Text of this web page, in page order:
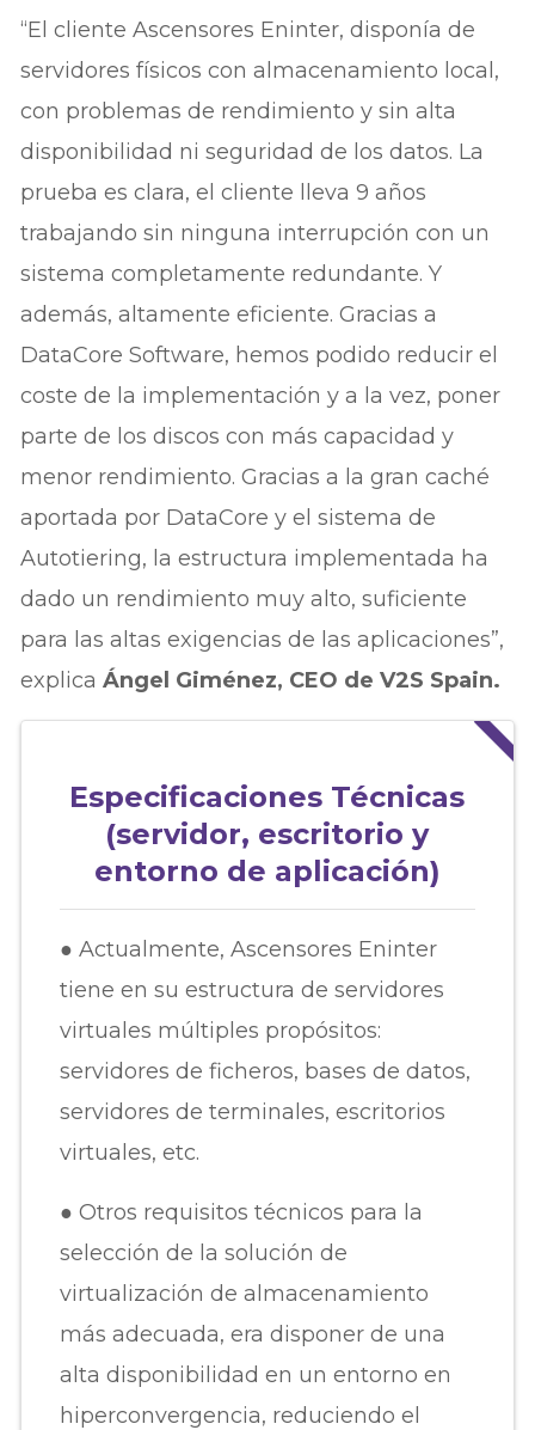
“El cliente Ascensores Eninter, disponía de
servidores físicos con almacenamiento local,
con problemas de rendimiento y sin alta
disponibilidad ni seguridad de los datos. La
prueba es clara, el cliente lleva 9 años
trabajando sin ninguna interrupción con un
sistema completamente redundante. Y
además, altamente eficiente. Gracias a
DataCore Software, hemos podido reducir el
coste de la implementación y a la vez, poner
parte de los discos con más capacidad y
menor rendimiento. Gracias a la gran caché
aportada por DataCore y el sistema de
Autotiering, la estructura implementada ha
dado un rendimiento muy alto, suficiente
para las altas exigencias de las aplicaciones”,
explicaÁngel Giménez, CEO de V2S Spain.
Especificaciones Técnicas
(servidor, escritorio y
entorno de aplicación)
● Actualmente, Ascensores Eninter
tiene en su estructura de servidores
virtuales múltiples propósitos:
servidores de ficheros, bases de datos,
servidores de terminales, escritorios
virtuales, etc.
● Otros requisitos técnicos para la
selección de la solución de
virtualización de almacenamiento
más adecuada, era disponer de una
alta disponibilidad en un entorno en
hiperconvergencia, reduciendo el